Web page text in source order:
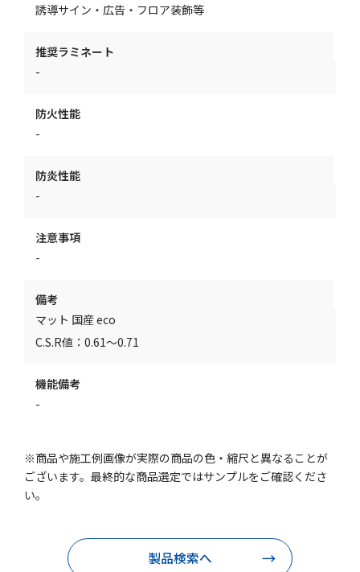
誘導サイン・広告・フロア装飾等
推奨ラミネート
-
防火性能
-
防炎性能
-
注意事項
-
備考
マット 国産 eco
C.S.R値：0.61～0.71
機能備考
-
※商品や施工例画像が実際の商品の色・縮尺と異なることが
ございます。最終的な商品選定ではサンプルをご確認くださ
い。
製品検索へ